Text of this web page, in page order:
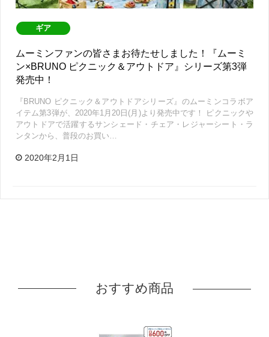
ギア
ムーミンファンの皆さまお待たせしました！『ムーミ
ン×BRUNO ピクニック＆アウトドア』シリーズ第3弾
発売中！
『BRUNO ピクニック＆アウトドアシリーズ』のムーミンコラボア
イテム第3弾が、2020年1月20日(月)より発売中です！ ピクニックや
アウトドアで活躍するサンシェード・チェア・レジャーシート・ラ
ンタンから、普段のお買い…
2020年2月1日
おすすめ商品